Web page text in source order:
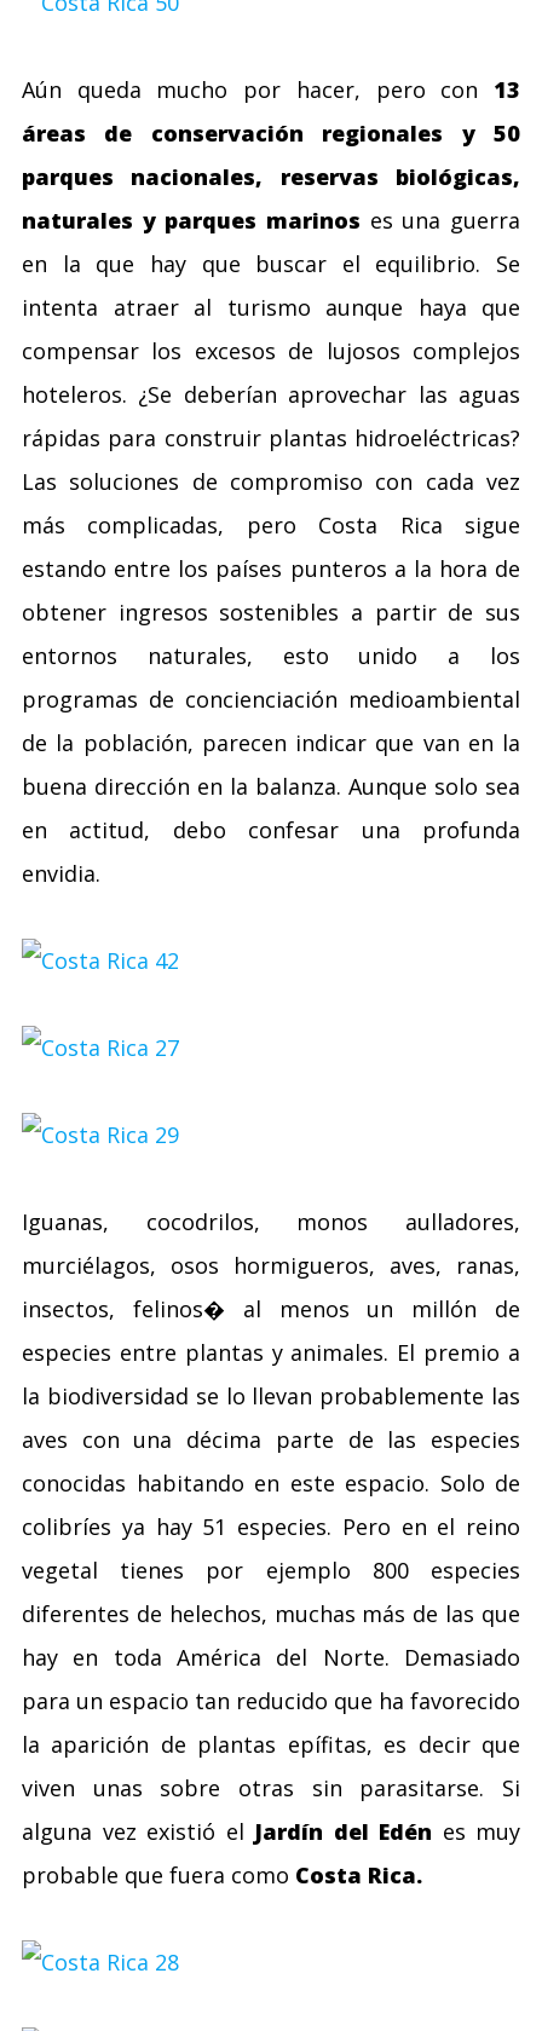
Aún queda mucho por hacer, pero con 13
áreas de conservación regionales y 50
parques nacionales, reservas biológicas,
naturales y parques marinos es una guerra
en la que hay que buscar el equilibrio. Se
intenta atraer al turismo aunque haya que
compensar los excesos de lujosos complejos
hoteleros. ¿Se deberían aprovechar las aguas
rápidas para construir plantas hidroeléctricas?
Las soluciones de compromiso con cada vez
más complicadas, pero Costa Rica sigue
estando entre los países punteros a la hora de
obtener ingresos sostenibles a partir de sus
entornos naturales, esto unido a los
programas de concienciación medioambiental
de la población, parecen indicar que van en la
buena dirección en la balanza. Aunque solo sea
en actitud, debo confesar una profunda
envidia.
Iguanas, cocodrilos, monos aulladores,
murciélagos, osos hormigueros, aves, ranas,
insectos, felinos� al menos un millón de
especies entre plantas y animales. El premio a
la biodiversidad se lo llevan probablemente las
aves con una décima parte de las especies
conocidas habitando en este espacio. Solo de
colibríes ya hay 51 especies. Pero en el reino
vegetal tienes por ejemplo 800 especies
diferentes de helechos, muchas más de las que
hay en toda América del Norte. Demasiado
para un espacio tan reducido que ha favorecido
la aparición de plantas epífitas, es decir que
viven unas sobre otras sin parasitarse. Si
alguna vez existió el Jardín del Edén es muy
probable que fuera como Costa Rica.